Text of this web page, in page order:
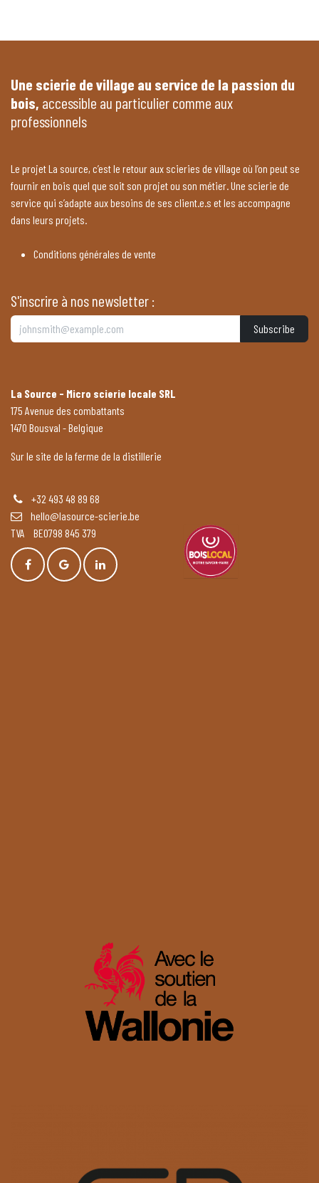
Une scierie de village au service de la passion du
bois, accessible au particulier comme aux
professionnels
Le projet La source, c’est le retour aux scieries de village où l’on peut se
fournir en bois quel que soit son projet ou son métier. Une scierie de
service qui s’adapte aux besoins de ses client.e.s et les accompagne
dans leurs projets.
Conditions générales de vente
S'inscrire à nos newsletter :
Subscribe
La Source - Micro scierie locale SRL
175 Avenue des combattants
1470 Bousval - Belgique
Sur le site de la ferme de la distillerie
+32 493 48 89 68
hello@lasource-scierie.be
TVA BE0798 845 379